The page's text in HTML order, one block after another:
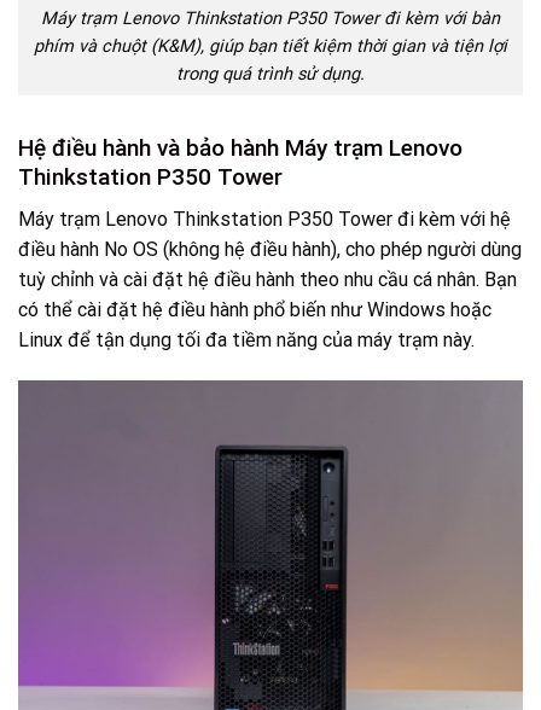
Máy trạm Lenovo Thinkstation P350 Tower đi kèm với bàn
phím và chuột (K&M), giúp bạn tiết kiệm thời gian và tiện lợi
trong quá trình sử dụng.
Hệ điều hành và bảo hành Máy trạm Lenovo
Thinkstation P350 Tower
Máy trạm Lenovo Thinkstation P350 Tower đi kèm với hệ
điều hành No OS (không hệ điều hành), cho phép người dùng
tuỳ chỉnh và cài đặt hệ điều hành theo nhu cầu cá nhân. Bạn
có thể cài đặt hệ điều hành phổ biến như Windows hoặc
Linux để tận dụng tối đa tiềm năng của máy trạm này.